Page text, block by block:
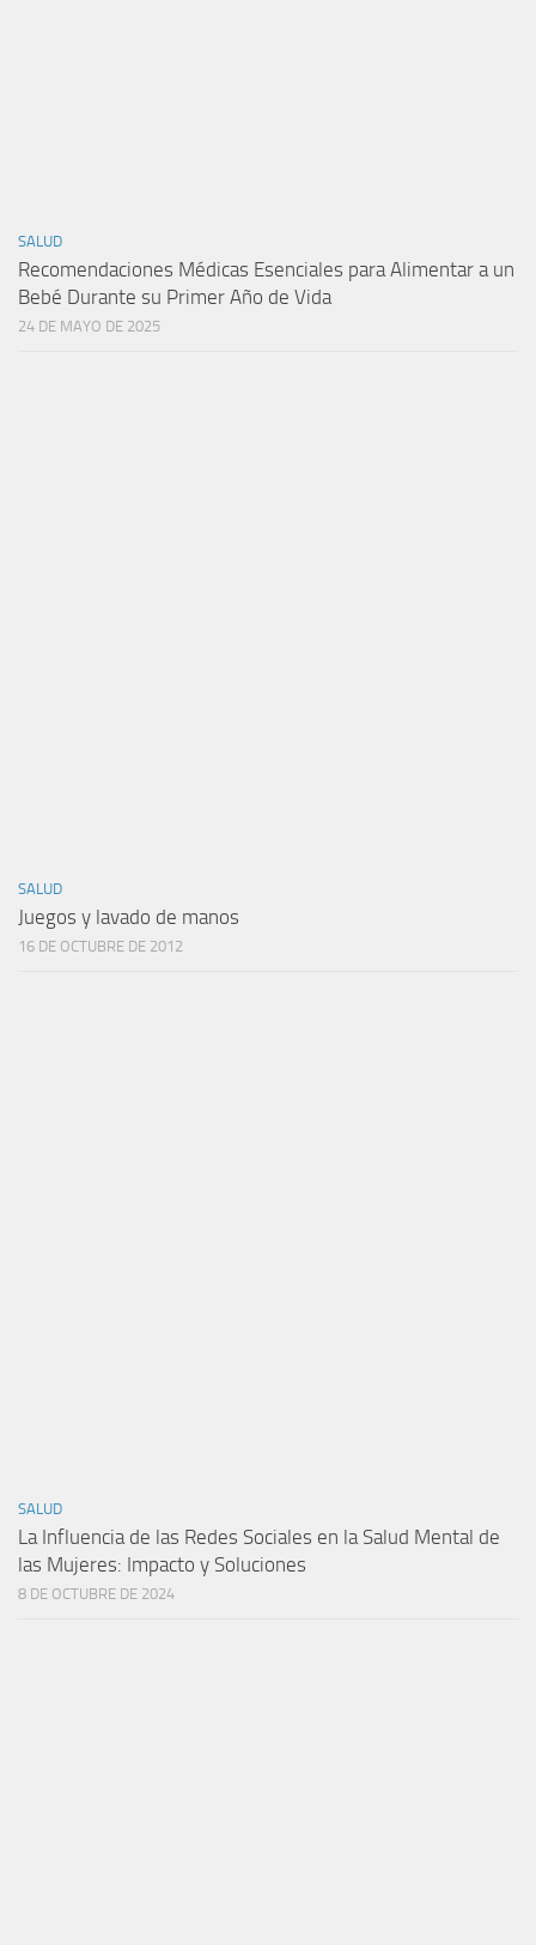
SALUD
Recomendaciones Médicas Esenciales para Alimentar a un
Bebé Durante su Primer Año de Vida
24 DE MAYO DE 2025
SALUD
Juegos y lavado de manos
16 DE OCTUBRE DE 2012
SALUD
La Influencia de las Redes Sociales en la Salud Mental de
las Mujeres: Impacto y Soluciones
8 DE OCTUBRE DE 2024